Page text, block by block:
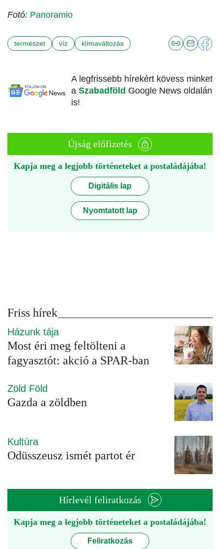
Fotó: Panoramio
természet víz klímaváltozás
A legfrissebb hírekért kövess minket
a Szabadföld Google News oldalán
is!
Újság előfizetés
Kapja meg a legjobb történeteket a postaládájába!
Digitális lap
Nyomtatott lap
Friss hírek
Házunk tája
Most éri meg feltölteni a
fagyasztót: akció a SPAR-ban
Zöld Föld
Gazda a zöldben
Kultúra
Odüsszeusz ismét partot ér
Hírlevél feliratkozás
Kapja meg a legjobb történeteket a postaládájába!
Feliratkozás